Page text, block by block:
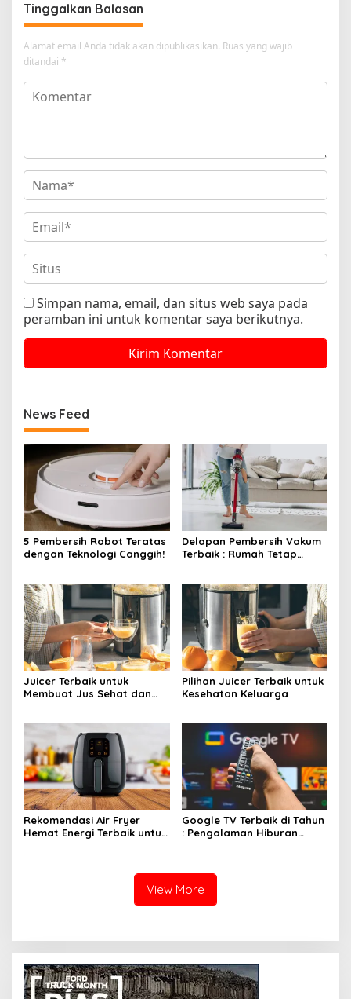
Tinggalkan Balasan
Alamat email Anda tidak akan dipublikasikan. Ruas yang wajib
ditandai *
Simpan nama, email, dan situs web saya pada
peramban ini untuk komentar saya berikutnya.
News Feed
5 Pembersih Robot Teratas
dengan Teknologi Canggih!
Delapan Pembersih Vakum
Terbaik : Rumah Tetap
Juicer Terbaik untuk
Membuat Jus Sehat dan
Pilihan Juicer Terbaik untuk
Kesehatan Keluarga
Rekomendasi Air Fryer
Hemat Energi Terbaik untuk
Google TV Terbaik di Tahun
: Pengalaman Hiburan
View More